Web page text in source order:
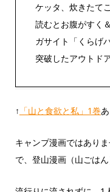
ケッタ、炊きたて
読むとお腹がすく
ガサイト「くらげ
突破したアウトド
↑ 「山と食欲と私」1巻
キャンプ漫画ではあり
で、登山漫画（山ごはん